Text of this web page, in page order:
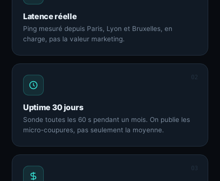
Latence réelle
Ping mesuré depuis Paris, Lyon et Bruxelles, en
charge, pas la valeur marketing.
02
Uptime 30 jours
Sonde toutes les 60 s pendant un mois. On publie les
micro-coupures, pas seulement la moyenne.
03